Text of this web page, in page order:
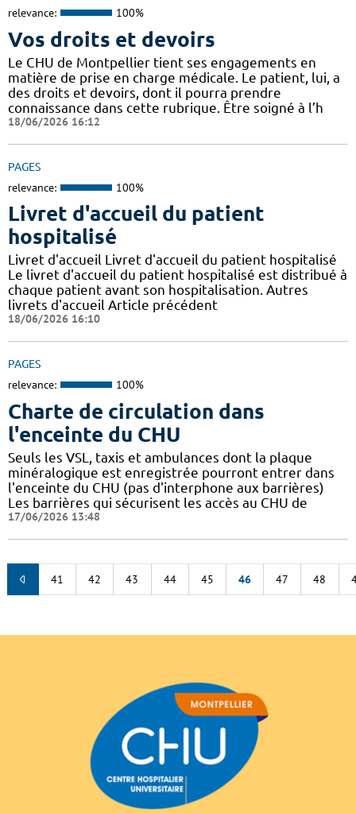
relevance: 100%
Vos droits et devoirs
Le CHU de Montpellier tient ses engagements en
matière de prise en charge médicale. Le patient, lui, a
des droits et devoirs, dont il pourra prendre
connaissance dans cette rubrique. Être soigné à l’h
18/06/2026 16:12
PAGES
relevance: 100%
Livret d'accueil du patient
hospitalisé
Livret d'accueil Livret d'accueil du patient hospitalisé
Le livret d'accueil du patient hospitalisé est distribué à
chaque patient avant son hospitalisation. Autres
livrets d'accueil Article précédent
18/06/2026 16:10
PAGES
relevance: 100%
Charte de circulation dans
l'enceinte du CHU
Seuls les VSL, taxis et ambulances dont la plaque
minéralogique est enregistrée pourront entrer dans
l'enceinte du CHU (pas d'interphone aux barrières)
Les barrières qui sécurisent les accès au CHU de
17/06/2026 13:48
41 42 43 44 45 46 47 48